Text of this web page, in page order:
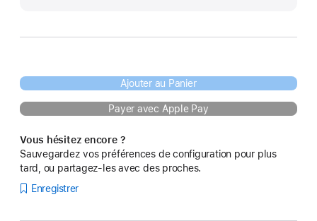
Ajouter au Panier
Payer avec Apple Pay
Vous hésitez encore ?
Sauvegardez vos préférences de configuration pour plus
tard, ou partagez-les avec des proches.
Enregistrer